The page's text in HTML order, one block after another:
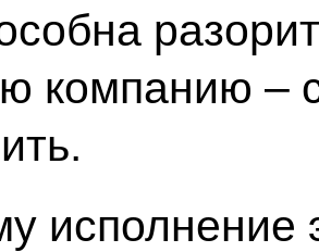
компанию –
исполнение